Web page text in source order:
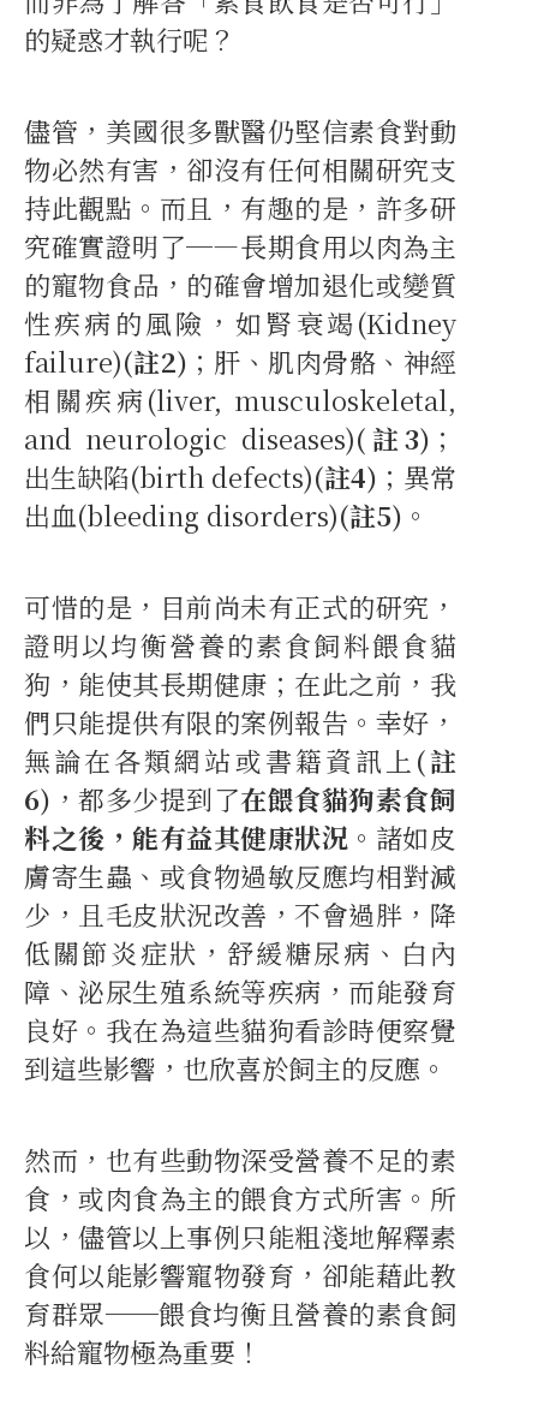
的疑惑才執行呢？
儘管，美國很多獸醫仍堅信素食對動
物必然有害，卻沒有任何相關研究支
持此觀點。而且，有趣的是，許多研
究確實證明了─—長期食用以肉為主
的寵物食品，的確會增加退化或變質
性疾病的風險，如腎衰竭(Kidney
failure)(註2) ；肝、肌肉骨骼、神經
相關疾病(liver, musculoskeletal,
and neurologic diseases)(註3) ；
出生缺陷(birth defects)(註4) ；異常
出血(bleeding disorders)(註5) 。
可惜的是，目前尚未有正式的研究，
證明以均衡營養的素食飼料餵食貓
狗，能使其長期健康；在此之前，我
們只能提供有限的案例報告。幸好，
無論在各類網站或書籍資訊上 (註
6) ，都多少提到了在餵食貓狗素食飼
料之後，能有益其健康狀況 。諸如皮
膚寄生蟲、或食物過敏反應均相對減
少，且毛皮狀況改善，不會過胖，降
低關節炎症狀，舒緩糖尿病、白內
障、泌尿生殖系統等疾病，而能發育
良好。我在為這些貓狗看診時便察覺
到這些影響，也欣喜於飼主的反應。
然而，也有些動物深受營養不足的素
食，或肉食為主的餵食方式所害。所
以，儘管以上事例只能粗淺地解釋素
食何以能影響寵物發育，卻能藉此教
育群眾──餵食均衡且營養的素食飼
料給寵物極為重要！